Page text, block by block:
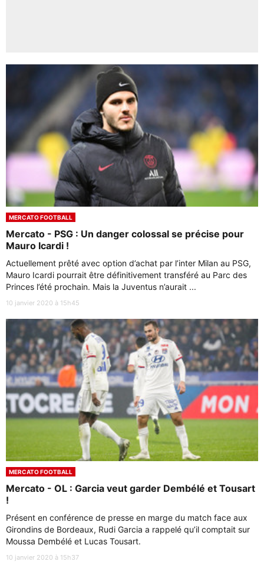
MERCATO FOOTBALL
Mercato - PSG : Un danger colossal se précise pour
Mauro Icardi !
Actuellement prêté avec option d’achat par l’inter Milan au PSG,
Mauro Icardi pourrait être définitivement transféré au Parc des
Princes l’été prochain. Mais la Juventus n’aurait ...
10 janvier 2020 à 15h45
MERCATO FOOTBALL
Mercato - OL : Garcia veut garder Dembélé et Tousart
!
Présent en conférence de presse en marge du match face aux
Girondins de Bordeaux, Rudi Garcia a rappelé qu’il comptait sur
Moussa Dembélé et Lucas Tousart.
10 janvier 2020 à 15h37